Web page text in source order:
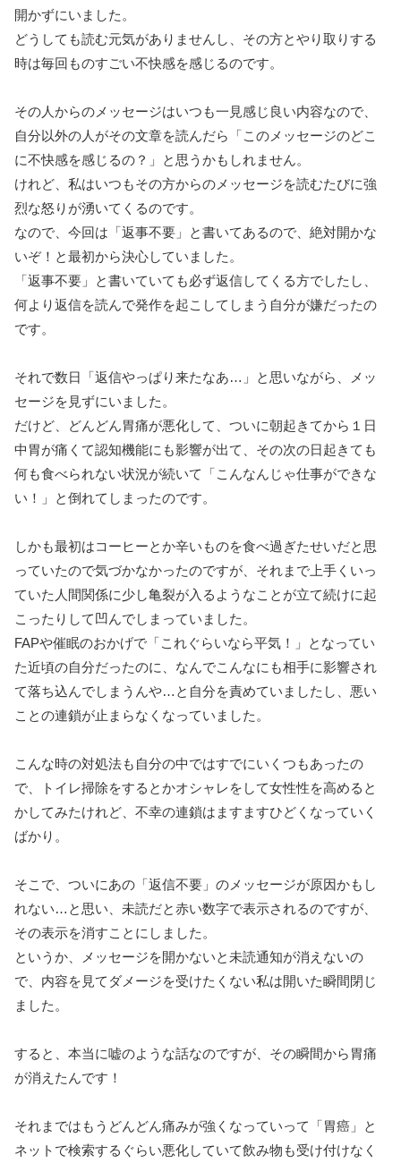
開かずにいました。
どうしても読む元気がありませんし、その方とやり取りする
時は毎回ものすごい不快感を感じるのです。
その人からのメッセージはいつも一見感じ良い内容なので、
自分以外の人がその文章を読んだら「このメッセージのどこ
に不快感を感じるの？」と思うかもしれません。
けれど、私はいつもその方からのメッセージを読むたびに強
烈な怒りが湧いてくるのです。
なので、今回は「返事不要」と書いてあるので、絶対開かな
いぞ！と最初から決心していました。
「返事不要」と書いていても必ず返信してくる方でしたし、
何より返信を読んで発作を起こしてしまう自分が嫌だったの
です。
それで数日「返信やっぱり来たなあ…」と思いながら、メッ
セージを見ずにいました。
だけど、どんどん胃痛が悪化して、ついに朝起きてから１日
中胃が痛くて認知機能にも影響が出て、その次の日起きても
何も食べられない状況が続いて「こんなんじゃ仕事ができな
い！」と倒れてしまったのです。
しかも最初はコーヒーとか辛いものを食べ過ぎたせいだと思
っていたので気づかなかったのですが、それまで上手くいっ
ていた人間関係に少し亀裂が入るようなことが立て続けに起
こったりして凹んでしまっていました。
FAPや催眠のおかげで「これぐらいなら平気！」となってい
た近頃の自分だったのに、なんでこんなにも相手に影響され
て落ち込んでしまうんや…と自分を責めていましたし、悪い
ことの連鎖が止まらなくなっていました。
こんな時の対処法も自分の中ではすでにいくつもあったの
で、トイレ掃除をするとかオシャレをして女性性を高めると
かしてみたけれど、不幸の連鎖はますますひどくなっていく
ばかり。
そこで、ついにあの「返信不要」のメッセージが原因かもし
れない…と思い、未読だと赤い数字で表示されるのですが、
その表示を消すことにしました。
というか、メッセージを開かないと未読通知が消えないの
で、内容を見てダメージを受けたくない私は開いた瞬間閉じ
ました。
すると、本当に嘘のような話なのですが、その瞬間から胃痛
が消えたんです！
それまではもうどんどん痛みが強くなっていって「胃癌」と
ネットで検索するぐらい悪化していて飲み物も受け付けなく